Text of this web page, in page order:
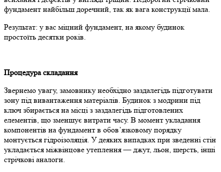
фундамент найбільш доречний, так як вага конструкції мала.
Результат: у вас міцний фундамент, на якому будинок
простоїть десятки років.
Процедура складання
Звернемо увагу, замовнику необхідно заздалегідь підготувати
зону під вивантаження матеріалів. Будинок з модрини під
ключ збирається на місці з заздалегідь підготовлених
елементів, що зменшує витрати часу. В момент укладання
компонентів на фундамент в обов’язковому порядку
монтується гідроізоляція. У деяких випадках при зведенні стін
укладається міжвінцове утеплення — джут, льон, шерсть, інші
стрічкові аналоги.